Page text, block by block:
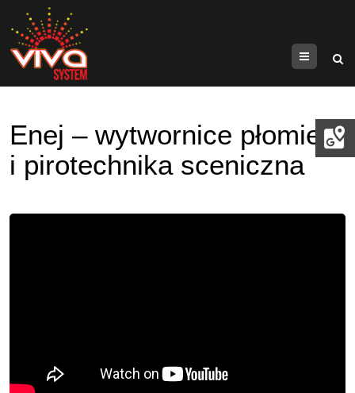
Menu
Enej – wytwornice płomieni
i pirotechnika sceniczna